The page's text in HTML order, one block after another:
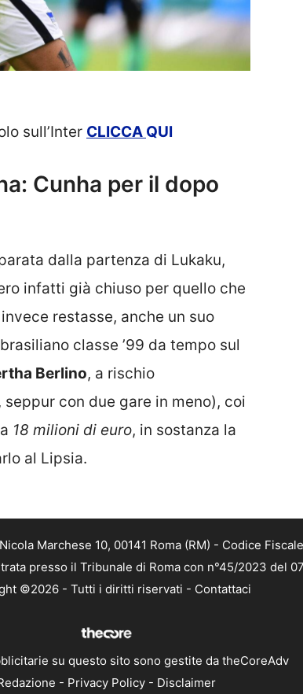
sull’Inter CLICCA QUI
Cunha per il dopo
dalla partenza di Lukaku,
infatti già chiuso per quello che
restasse, anche un suo
classe ’99 da tempo sul
Berlino, a rischio
con due gare in meno), coi
18 milioni di euro, in sostanza la
al Lipsia.
Marchese 10, 00141 Roma (RM) - Codice
presso il Tribunale di Roma con n°45/2023 del
©2026 - Tutti i diritti riservati - Contattaci
su questo sito sono gestite da theCoreAdv
- Privacy Policy- Disclaimer